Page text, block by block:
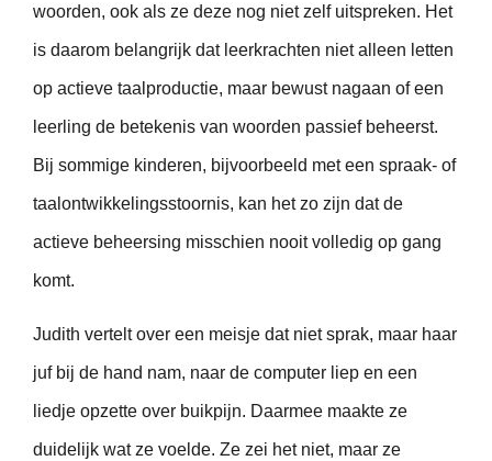
woorden, ook als ze deze nog niet zelf uitspreken. Het
is daarom belangrijk dat leerkrachten niet alleen letten
op actieve taalproductie, maar bewust nagaan of een
leerling de betekenis van woorden passief beheerst.
Bij sommige kinderen, bijvoorbeeld met een spraak- of
taalontwikkelingsstoornis, kan het zo zijn dat de
actieve beheersing misschien nooit volledig op gang
komt.
Judith vertelt over een meisje dat niet sprak, maar haar
juf bij de hand nam, naar de computer liep en een
liedje opzette over buikpijn. Daarmee maakte ze
duidelijk wat ze voelde. Ze zei het niet, maar ze